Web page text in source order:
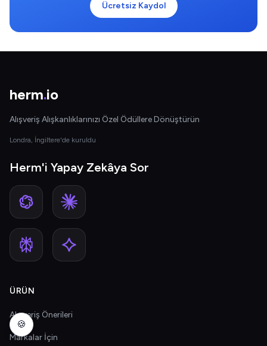
Ücretsiz Kaydol
herm.io
Alışveriş Alışkanlıklarınızı Özel Ödüllere Dönüştürün
Londra, İngiltere'de kuruldu
Herm'i Yapay Zekâya Sor
ÜRÜN
Alışveriş Önerileri
Markalar İçin
🍪